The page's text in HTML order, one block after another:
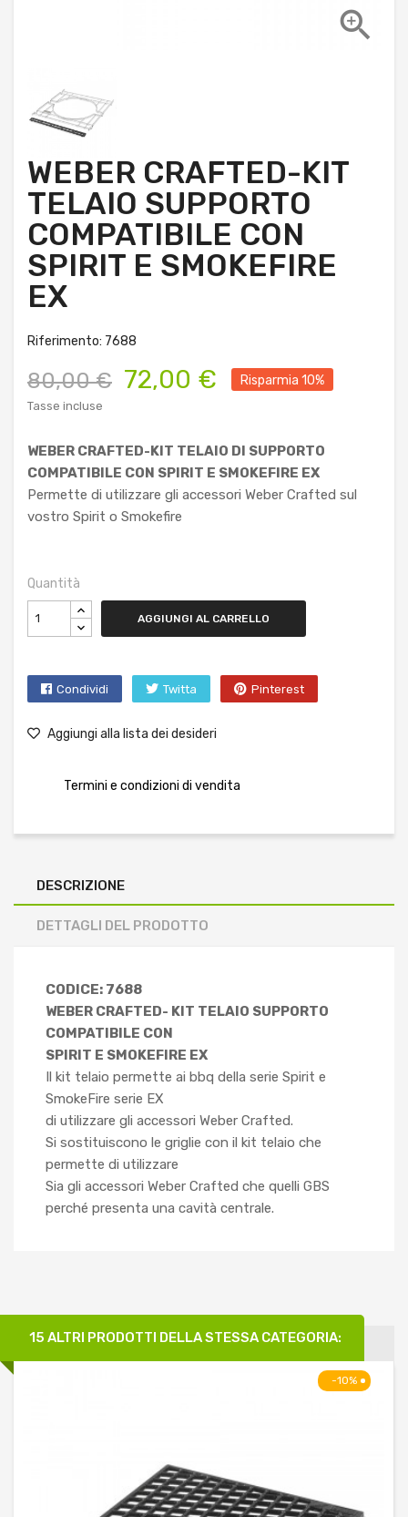

WEBER CRAFTED-KIT
TELAIO SUPPORTO
COMPATIBILE CON
SPIRIT E SMOKEFIRE
EX
Riferimento: 7688
80,00 € 72,00 € Risparmia 10%
Tasse incluse
WEBER CRAFTED-KIT TELAIO DI SUPPORTO
COMPATIBILE CON SPIRIT E SMOKEFIRE EX
Permette di utilizzare gli accessori Weber Crafted sul
vostro Spirit o Smokefire
Quantità
AGGIUNGI AL CARRELLO
Condividi Twitta Pinterest
Aggiungi alla lista dei desideri
Termini e condizioni di vendita
DESCRIZIONE
DETTAGLI DEL PRODOTTO
CODICE: 7688
WEBER CRAFTED- KIT TELAIO SUPPORTO
COMPATIBILE CON
SPIRIT E SMOKEFIRE EX
Il kit telaio permette ai bbq della serie Spirit e
SmokeFire serie EX
di utilizzare gli accessori Weber Crafted.
Si sostituiscono le griglie con il kit telaio che
permette di utilizzare
Sia gli accessori Weber Crafted che quelli GBS
perché presenta una cavità centrale.
15 ALTRI PRODOTTI DELLA STESSA CATEGORIA:
-10%